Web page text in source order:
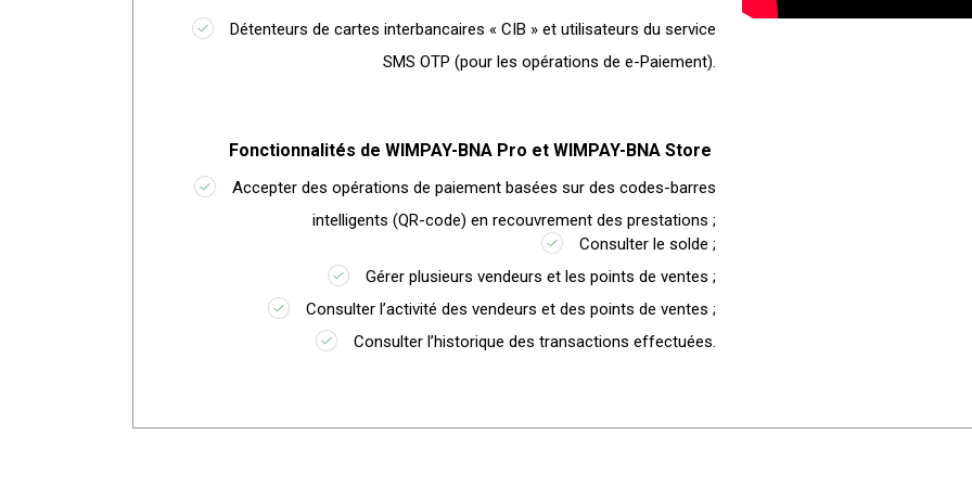
Détenteurs de cartes interbancaires « CIB » et utilisateurs du service
SMS OTP (pour les opérations de e-Paiement).
Fonctionnalités de WIMPAY-BNA Pro et WIMPAY-BNA Store
Accepter des opérations de paiement basées sur des codes-barres
intelligents (QR-code) en recouvrement des prestations ;
Consulter le solde ;
Gérer plusieurs vendeurs et les points de ventes ;
Consulter l’activité des vendeurs et des points de ventes ;
Consulter l’historique des transactions effectuées.